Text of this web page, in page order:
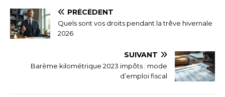
PRÉCÉDENT
Quels sont vos droits pendant la trêve hivernale
2026
SUIVANT
Barème kilométrique 2023 impôts : mode
d’emploi fiscal